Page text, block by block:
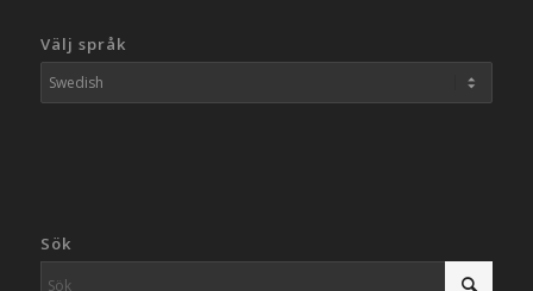
Välj språk
Sök